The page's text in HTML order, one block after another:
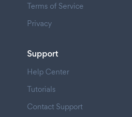
Terms of Service
Privacy
Support
Help Center
Tutorials
Contact Support